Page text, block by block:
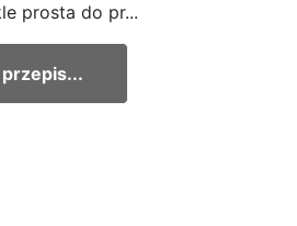
prosta do pr...
przepis...